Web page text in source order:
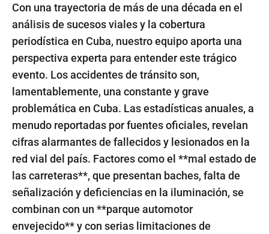
Con una trayectoria de más de una década en el
análisis de sucesos viales y la cobertura
periodística en Cuba, nuestro equipo aporta una
perspectiva experta para entender este trágico
evento. Los accidentes de tránsito son,
lamentablemente, una constante y grave
problemática en Cuba. Las estadísticas anuales, a
menudo reportadas por fuentes oficiales, revelan
cifras alarmantes de fallecidos y lesionados en la
red vial del país. Factores como el **mal estado de
las carreteras**, que presentan baches, falta de
señalización y deficiencias en la iluminación, se
combinan con un **parque automotor
envejecido** y con serias limitaciones de